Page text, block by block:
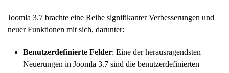
Joomla 3.7 brachte eine Reihe signifikanter Verbesserungen und
neuer Funktionen mit sich, darunter:
Benutzerdefinierte Felder: Eine der herausragendsten
Neuerungen in Joomla 3.7 sind die benutzerdefinierten